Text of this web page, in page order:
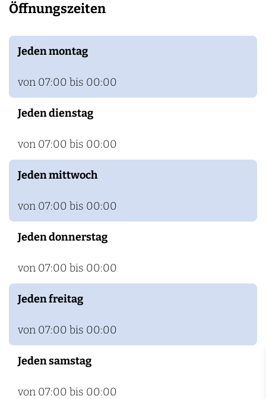
Öffnungszeiten
Jeden montag
von 07:00 bis 00:00
Jeden dienstag
von 07:00 bis 00:00
Jeden mittwoch
von 07:00 bis 00:00
Jeden donnerstag
von 07:00 bis 00:00
Jeden freitag
von 07:00 bis 00:00
Jeden samstag
von 07:00 bis 00:00